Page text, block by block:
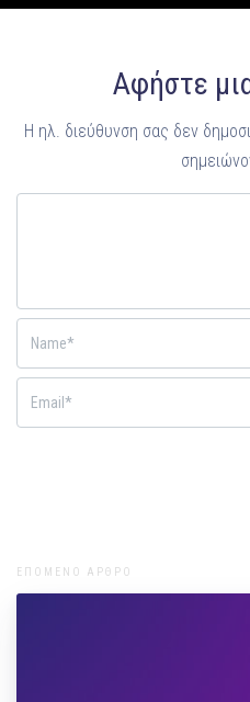
Αφήστε
Η ηλ. διεύθυνση σας δεν
ΕΠΟΜΕΝΟ ΑΡΘΡΟ